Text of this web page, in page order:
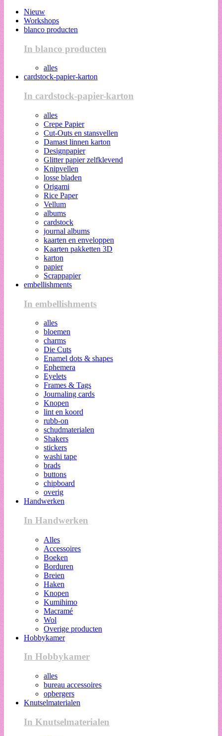
Nieuw
Workshops
blanco producten
In blanco producten
alles
cardstock-papier-karton
In cardstock-papier-karton
alles
Crepe Papier
Cut-Outs en stansvellen
Damast linnen karton
Designpapier
Glitter papier zelfklevend
Knipvellen
losse bladen
Origami
Rice Paper
Vellum
albums
cardstock
journal albums
kaarten en enveloppen
Kaarten pakketten 3D
karton
papier
Scrappapier
embellishments
In embellishments
alles
bloemen
charms
Die Cuts
Enamel dots & shapes
Ephemera
Eyelets
Frames & Tags
Journaling cards
Knopen
lint en koord
rubb-on
schudmaterialen
Shakers
stickers
washi tape
brads
buttons
chipboard
overig
Handwerken
In Handwerken
Alles
Accessoires
Boeken
Borduren
Breien
Haken
Knopen
Kumihimo
Macramé
Wol
Overige producten
Hobbykamer
In Hobbykamer
alles
bureau accessoires
opbergers
Knutselmaterialen
In Knutselmaterialen